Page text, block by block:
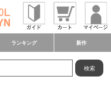
ランキング 新作
検索